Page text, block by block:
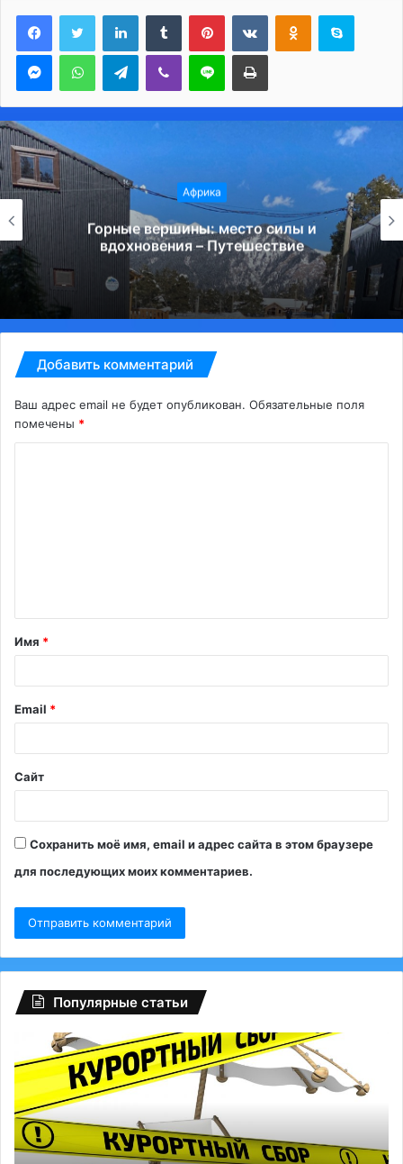
LinkedInTumblr PinterestВконтактеОдноклассники
Skype
MessengerWhatsAppTelegramViber Line Печатать
Африка
Горные вершины: место силы и
вдохновения – Путешествие
Добавить комментарий
Ваш адрес email не будет опубликован. Обязательные поля
помечены *
т
а
й
*
Имя *
Email *
Сайт
Сохранить моё имя, email и адрес сайта в этом браузере
для последующих моих комментариев.
Популярные статьи
Регионам
разрешили
взимать
курортный
сбор
россиян: